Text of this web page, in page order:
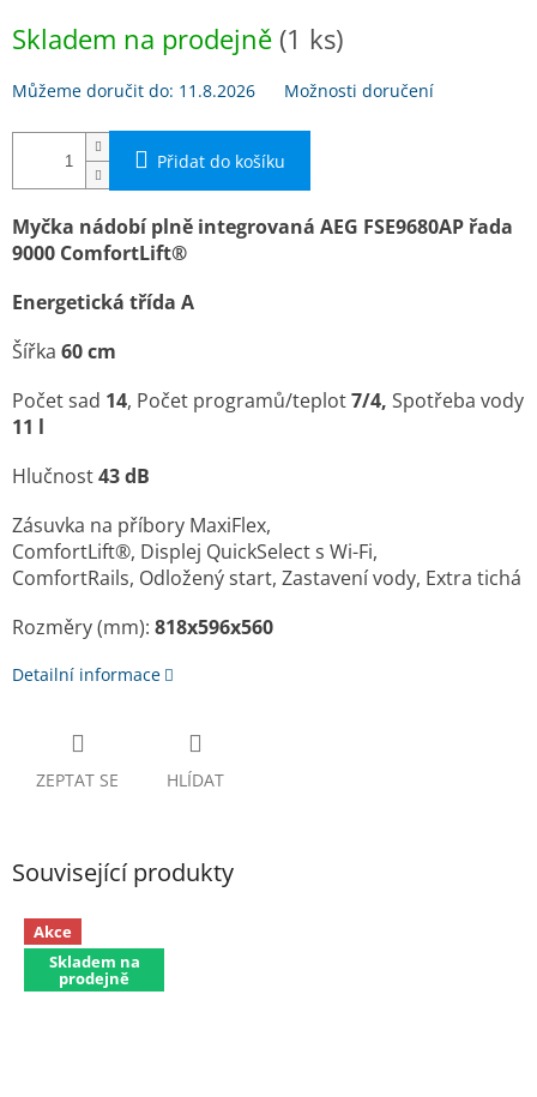
cena:
Skladem na prodejně (1 ks)
Můžeme doručit do: 11.8.2026 Možnosti doručení
Přidat do košíku
Myčka nádobí plně integrovaná AEG FSE9680AP řada
9000 ComfortLift®
Energetická třída A
Šířka 60 cm
Počet sad 14, Počet programů/teplot7/4, Spotřeba vody
11 l
Hlučnost43 dB
Zásuvka na příbory MaxiFlex,
ComfortLift®, Displej QuickSelect s Wi-Fi,
ComfortRails, Odložený start, Zastavení vody, Extra tichá
Rozměry (mm): 818x596x560
Detailní informace
ZEPTAT SE HLÍDAT
Související produkty
Akce
Skladem na
prodejně